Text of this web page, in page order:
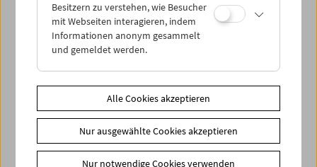
am rand : die stadt (außenstelle sandleiten)
wien in privaten filmen
Besitzern zu verstehen, wie Besucher
mit Webseiten interagieren, indem
Informationen anonym gesammelt
und gemeldet werden.
Alle Cookies akzeptieren
Nur ausgewählte Cookies akzeptieren
Nur notwendige Cookies verwenden